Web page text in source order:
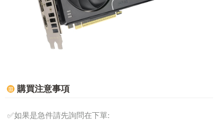
購買注意事項
✅如果是急件請先詢問在下單: